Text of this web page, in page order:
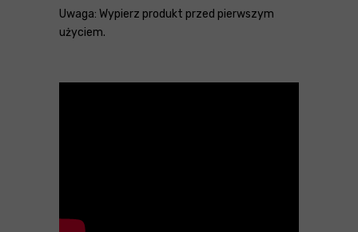
Uwaga: Wypierz produkt przed pierwszym
użyciem.